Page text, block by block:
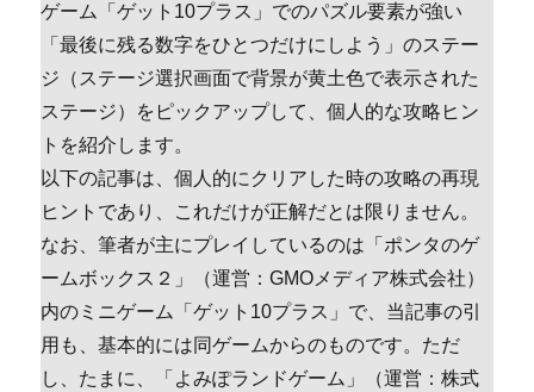
ゲーム「ゲット10プラス」でのパズル要素が強い
「最後に残る数字をひとつだけにしよう」のステー
ジ（ステージ選択画面で背景が黄土色で表示された
ステージ）をピックアップして、個人的な攻略ヒン
トを紹介します。
以下の記事は、個人的にクリアした時の攻略の再現
ヒントであり、これだけが正解だとは限りません。
なお、筆者が主にプレイしているのは「ポンタのゲ
ームボックス２」（運営：GMOメディア株式会社）
内のミニゲーム「ゲット10プラス」で、当記事の引
用も、基本的には同ゲームからのものです。ただ
し、たまに、「よみぽランドゲーム」（運営：株式